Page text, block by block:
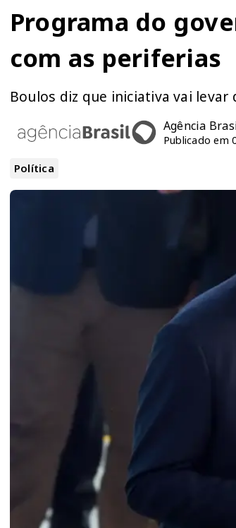
Programa do
com as periferias
Boulos diz que iniciativa vai
Agência
Publicado em
Política